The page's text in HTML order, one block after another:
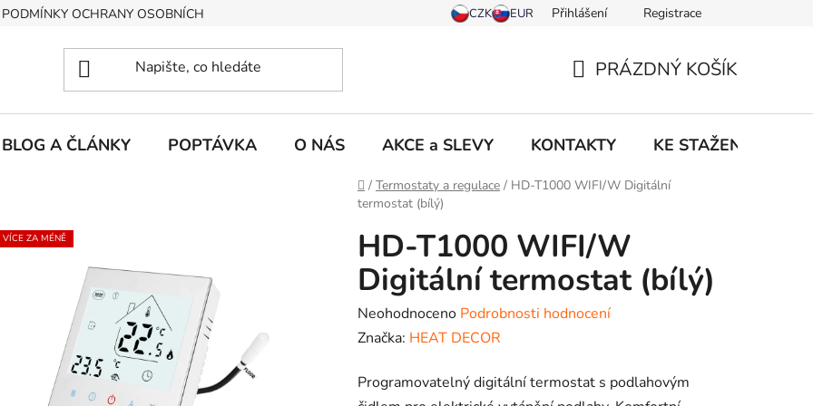
PODMÍNKY OCHRANY OSOBNÍCH ÚDAJŮ Přihlášení Registrace
KOŠÍK
PRÁZDNÝ KOŠÍK
BLOG A ČLÁNKY POPTÁVKA O NÁS AKCE a SLEVY KONTAKTY KE STAŽENÍ
Domů
/ Termostaty a regulace / HD-T1000 WIFI/W Digitální
termostat (bílý)
HD-T1000 WIFI/W
Digitální termostat (bílý)
Průměrné
hodnocení
je
Neohodnoceno Podrobnosti hodnocení
Značka: HEAT DECOR
Programovatelný digitální termostat s podlahovým
VÍCE ZA MÉNĚ